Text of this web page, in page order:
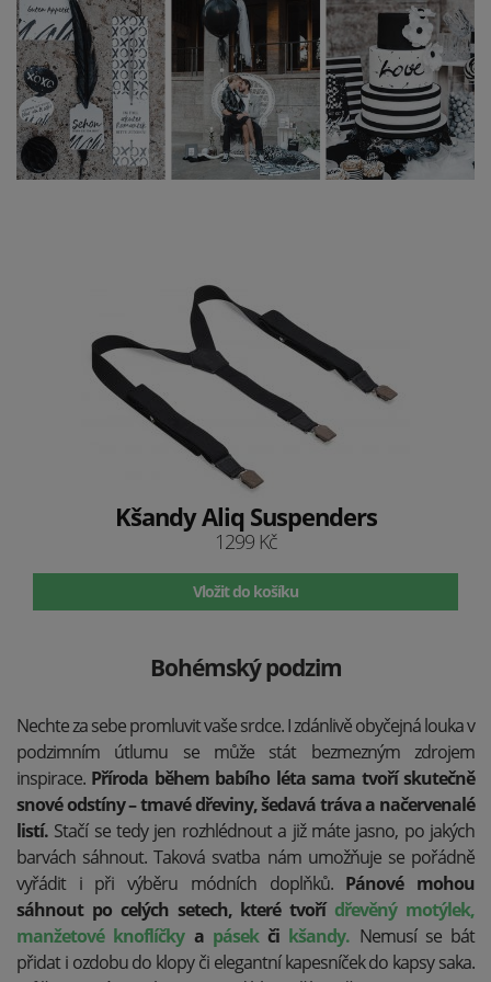
Kšandy Aliq Suspenders
1299 Kč
Vložit do košíku
Bohémský podzim
Nechte za sebe promluvit vaše srdce. I zdánlivě obyčejná louka v
podzimním útlumu se může stát bezmezným zdrojem
inspirace. Příroda během babího léta sama tvoří skutečně
snové odstíny – tmavé dřeviny, šedavá tráva a načervenalé
listí. Stačí se tedy jen rozhlédnout a již máte jasno, po jakých
barvách sáhnout.Taková svatba nám umožňuje se pořádně
vyřádit i při výběru módních doplňků. Pánové mohou
sáhnout po celých setech, které tvoří dřevěný motýlek,
manžetové knoflíčkya pásekči kšandy. Nemusí se bát
přidat i ozdobu do klopy či elegantní kapesníček do kapsy saka.